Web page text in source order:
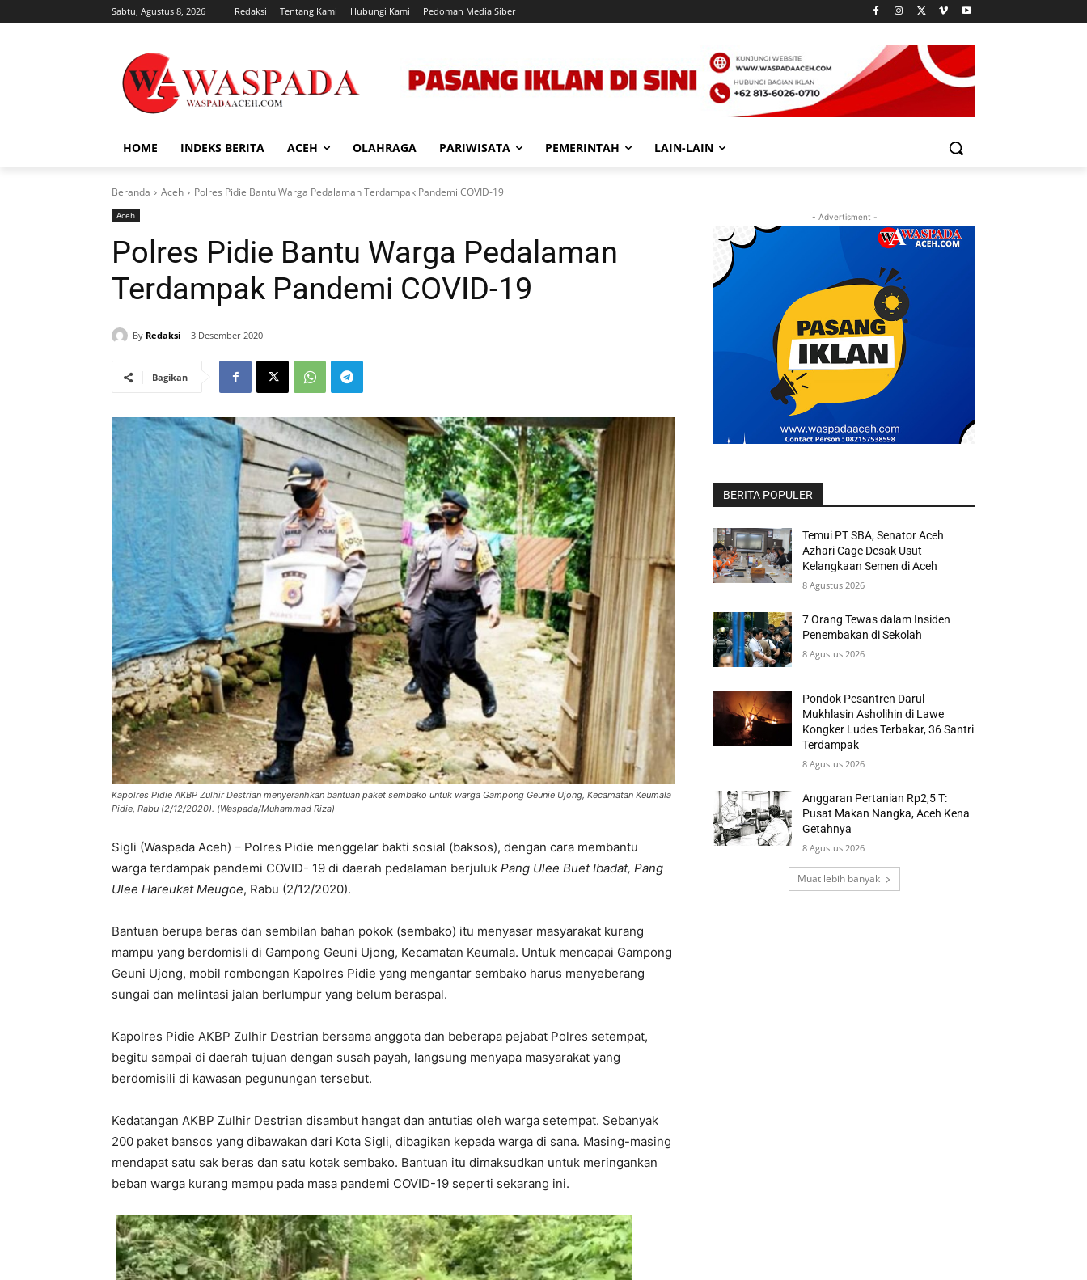
Sabtu, Agustus 8, 2026 Redaksi Tentang Kami Hubungi Kami Pedoman Media Siber
HOME INDEKS BERITA ACEH OLAHRAGA PARIWISATA PEMERINTAH LAIN-LAIN
Beranda Aceh Polres Pidie Bantu Warga Pedalaman Terdampak Pandemi COVID-19
Aceh
Polres Pidie Bantu Warga Pedalaman
Terdampak Pandemi COVID-19
By Redaksi 3 Desember 2020
Bagikan
Kapolres Pidie AKBP Zulhir Destrian menyeranhkan bantuan paket sembako untuk warga Gampong Geunie Ujong, Kecamatan Keumala
Pidie, Rabu (2/12/2020). (Waspada/Muhammad Riza)
Sigli (Waspada Aceh) – Polres Pidie menggelar bakti sosial (baksos), dengan cara membantu
warga terdampak pandemi COVID- 19 di daerah pedalaman berjuluk Pang Ulee Buet Ibadat, Pang
Ulee Hareukat Meugoe, Rabu (2/12/2020).
Bantuan berupa beras dan sembilan bahan pokok (sembako) itu menyasar masyarakat kurang
mampu yang berdomisli di Gampong Geuni Ujong, Kecamatan Keumala. Untuk mencapai Gampong
Geuni Ujong, mobil rombongan Kapolres Pidie yang mengantar sembako harus menyeberang
sungai dan melintasi jalan berlumpur yang belum beraspal.
Kapolres Pidie AKBP Zulhir Destrian bersama anggota dan beberapa pejabat Polres setempat,
begitu sampai di daerah tujuan dengan susah payah, langsung menyapa masyarakat yang
berdomisili di kawasan pegunungan tersebut.
Kedatangan AKBP Zulhir Destrian disambut hangat dan antutias oleh warga setempat. Sebanyak
200 paket bansos yang dibawakan dari Kota Sigli, dibagikan kepada warga di sana. Masing-masing
mendapat satu sak beras dan satu kotak sembako. Bantuan itu dimaksudkan untuk meringankan
beban warga kurang mampu pada masa pandemi COVID-19 seperti sekarang ini.
- Advertisment -
BERITA POPULER
Temui PT SBA, Senator Aceh
Azhari Cage Desak Usut
Kelangkaan Semen di Aceh
8 Agustus 2026
7 Orang Tewas dalam Insiden
Penembakan di Sekolah
8 Agustus 2026
Pondok Pesantren Darul
Mukhlasin Asholihin di Lawe
Kongker Ludes Terbakar, 36 Santri
Terdampak
8 Agustus 2026
Anggaran Pertanian Rp2,5 T:
Pusat Makan Nangka, Aceh Kena
Getahnya
8 Agustus 2026
Muat lebih banyak